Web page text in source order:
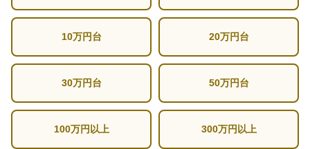
10万円台 20万円台
30万円台 50万円台
100万円以上 300万円以上